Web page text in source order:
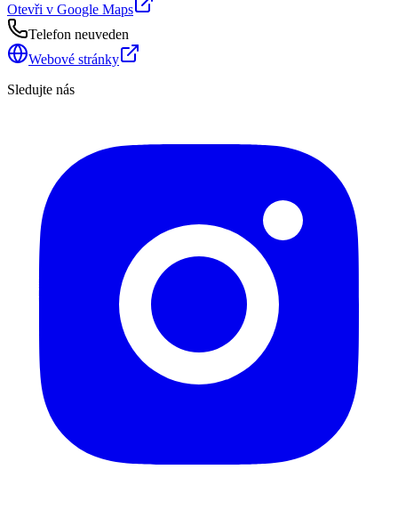
Otevři v Google Maps
Telefon neuveden
Webové stránky
Sledujte nás